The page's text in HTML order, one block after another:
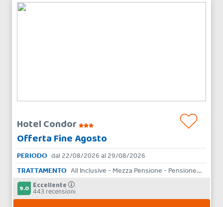
Hotel Condor
Offerta Fine Agosto
PERIODO dal 22/08/2026 al 29/08/2026
TRATTAMENTO
All Inclusive - Mezza Pensione - Pensione Completa - Bed & Breakfast - Aparthotel - Skipass - Solo Pernottamento
9.0 Eccellente
443 recensioni